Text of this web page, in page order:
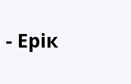
Ерік